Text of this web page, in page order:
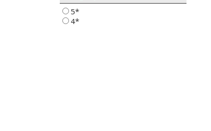
5*
4*